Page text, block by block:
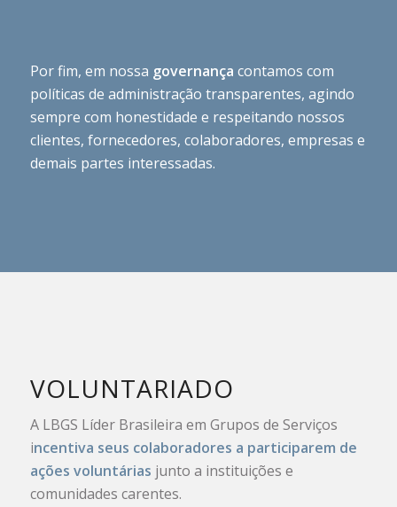
Por fim, em nossa governança contamos com
políticas de administração transparentes, agindo
sempre com honestidade e respeitando nossos
clientes, fornecedores, colaboradores, empresas e
demais partes interessadas.
VOLUNTARIADO
A LBGS Líder Brasileira em Grupos de Serviços
incentiva seus colaboradores a participarem de
ações voluntárias junto a instituições e
comunidades carentes.